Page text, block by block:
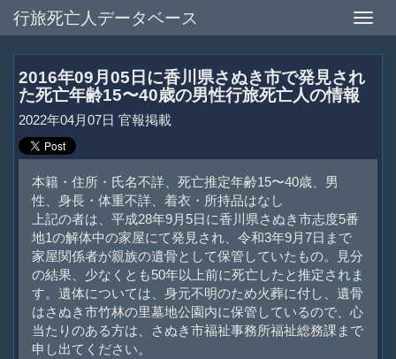
Toggle
行旅死亡人データベース
2016年09月05日に香川県さぬき市で発見され
た死亡年齢15〜40歳の男性行旅死亡人の情報
2022年04月07日 官報掲載
本籍・住所・氏名不詳、死亡推定年齢15〜40歳、男
性、身長・体重不詳、着衣・所持品はなし
上記の者は、平成28年9月5日に香川県さぬき市志度5番
地1の解体中の家屋にて発見され、令和3年9月7日まで
家屋関係者が親族の遺骨として保管していたもの。見分
の結果、少なくとも50年以上前に死亡したと推定されま
す。遺体については、身元不明のため火葬に付し、遺骨
はさぬき市竹林の里墓地公園内に保管しているので、心
当たりのある方は、さぬき市福祉事務所福祉総務課まで
申し出てください。